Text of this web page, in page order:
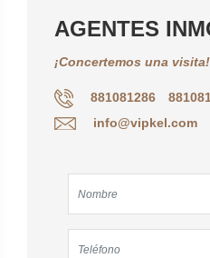
AGENTES
¡Concertemos una visita!
881081286
info@vipkel.com